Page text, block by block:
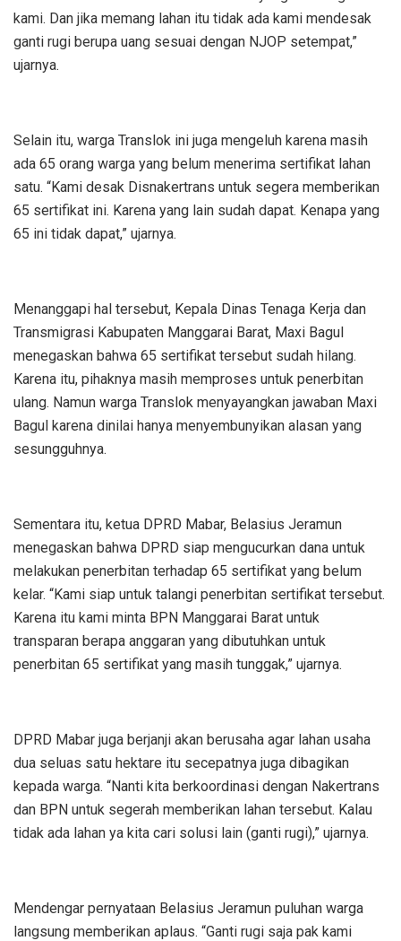
kami. Dan jika memang lahan itu tidak ada kami mendesak
ganti rugi berupa uang sesuai dengan NJOP setempat,”
ujarnya.
Selain itu, warga Translok ini juga mengeluh karena masih
ada 65 orang warga yang belum menerima sertifikat lahan
satu. “Kami desak Disnakertrans untuk segera memberikan
65 sertifikat ini. Karena yang lain sudah dapat. Kenapa yang
65 ini tidak dapat,” ujarnya.
Menanggapi hal tersebut, Kepala Dinas Tenaga Kerja dan
Transmigrasi Kabupaten Manggarai Barat, Maxi Bagul
menegaskan bahwa 65 sertifikat tersebut sudah hilang.
Karena itu, pihaknya masih memproses untuk penerbitan
ulang. Namun warga Translok menyayangkan jawaban Maxi
Bagul karena dinilai hanya menyembunyikan alasan yang
sesungguhnya.
Sementara itu, ketua DPRD Mabar, Belasius Jeramun
menegaskan bahwa DPRD siap mengucurkan dana untuk
melakukan penerbitan terhadap 65 sertifikat yang belum
kelar. “Kami siap untuk talangi penerbitan sertifikat tersebut.
Karena itu kami minta BPN Manggarai Barat untuk
transparan berapa anggaran yang dibutuhkan untuk
penerbitan 65 sertifikat yang masih tunggak,” ujarnya.
DPRD Mabar juga berjanji akan berusaha agar lahan usaha
dua seluas satu hektare itu secepatnya juga dibagikan
kepada warga. “Nanti kita berkoordinasi dengan Nakertrans
dan BPN untuk segerah memberikan lahan tersebut. Kalau
tidak ada lahan ya kita cari solusi lain (ganti rugi),” ujarnya.
Mendengar pernyataan Belasius Jeramun puluhan warga
langsung memberikan aplaus. “Ganti rugi saja pak kami